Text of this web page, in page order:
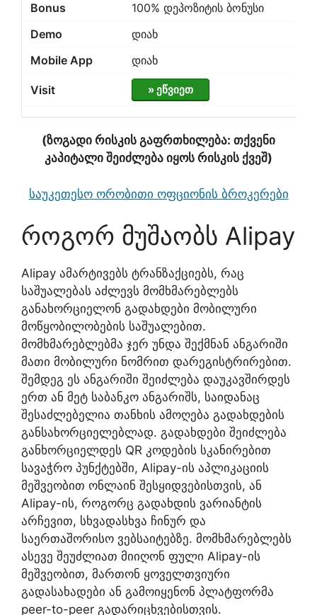
100% დეპოზიტის ბონუსი
დიახ
დიახ
» ეწვიეთ
(ზოგადი რისკის გაფრთხილება: თქვენი
კაპიტალი შეიძლება იყოს რისკის ქვეშ)
საუკეთესო ორობითი ოფციონის ბროკერები
როგორ მუშაობს Alipay
Alipay ამარტივებს ტრანზაქციებს, რაც
საშუალებას აძლევს მომხმარებლებს
განახორციელონ გადახდები მობილური
მოწყობილობების საშუალებით.
მომხმარებლებმა ჯერ უნდა შექმნან ანგარიში
მათი მობილური ნომრით დარეგისტრირებით.
შემდეგ ეს ანგარიში შეიძლება დაუკავშირდეს
ერთ ან მეტ საბანკო ანგარიშს, საიდანაც
შესაძლებელია თანხის ამოღება გადახდების
განსახორციელებლად. გადახდები შეიძლება
განხორციელდეს QR კოდების სკანირებით
სავაჭრო პუნქტებში, Alipay-ის აპლიკაციის
მეშვეობით ონლაინ შესყიდვებისთვის, ან
Alipay-ის, როგორც გადახდის ვარიანტის
არჩევით, სხვადასხვა ჩინურ და
საერთაშორისო ვებსაიტებზე. მომხმარებლებს
ასევე შეუძლიათ მიიღონ ფული Alipay-ის
მეშვეობით, მართონ ყოველთვიური
გადასახადები ან გამოიყენონ პლატფორმა
peer-to-peer გადარიცხვებისთვის.